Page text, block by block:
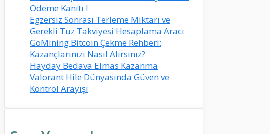
Ödeme Kanıtı !
Egzersiz Sonrası Terleme Miktarı ve
Gerekli Tuz Takviyesi Hesaplama Aracı
GoMining Bitcoin Çekme Rehberi:
Kazançlarınızı Nasıl Alırsınız?
Hayday Bedava Elmas Kazanma
Valorant Hile Dünyasında Güven ve
Kontrol Arayışı